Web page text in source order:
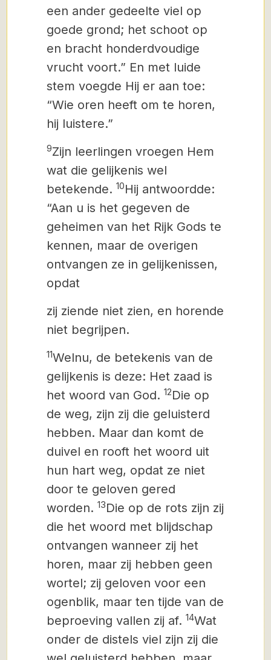
een ander gedeelte viel op
goede grond; het schoot op
en bracht honderdvoudige
vrucht voort.” En met luide
stem voegde Hij er aan toe:
“Wie oren heeft om te horen,
hij luistere.”
9Zijn leerlingen vroegen Hem
wat die gelijkenis wel
betekende. 10Hij antwoordde:
“Aan u is het gegeven de
geheimen van het Rijk Gods te
kennen, maar de overigen
ontvangen ze in gelijkenissen,
opdat
zij ziende niet zien, en horende
niet begrijpen.
11Welnu, de betekenis van de
gelijkenis is deze: Het zaad is
het woord van God. 12Die op
de weg, zijn zij die geluisterd
hebben. Maar dan komt de
duivel en rooft het woord uit
hun hart weg, opdat ze niet
door te geloven gered
worden. 13Die op de rots zijn zij
die het woord met blijdschap
ontvangen wanneer zij het
horen, maar zij hebben geen
wortel; zij geloven voor een
ogenblik, maar ten tijde van de
beproeving vallen zij af. 14Wat
onder de distels viel zijn zij die